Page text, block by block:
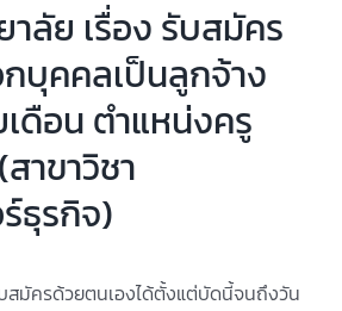
าลัย เรื่อง รับสมัคร
บุคคลเป็นลูกจ้าง
เดือน ตำแหน่งครู
าขาวิชา
ธุรกิจ)
สมัครด้วยตนเองได้ตั้งแต่บัดนี้จนถึงวัน